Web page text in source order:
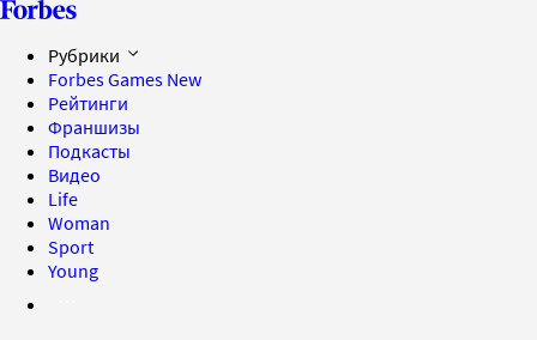
Рубрики
Forbes Games New
Рейтинги
Франшизы
Подкасты
Видео
Life
Woman
Sport
Young